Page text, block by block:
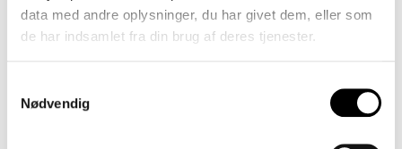
data med andre oplysninger, du har givet dem, eller som
de har indsamlet fra din brug af deres tjenester.
Nødvendig
Se mere»